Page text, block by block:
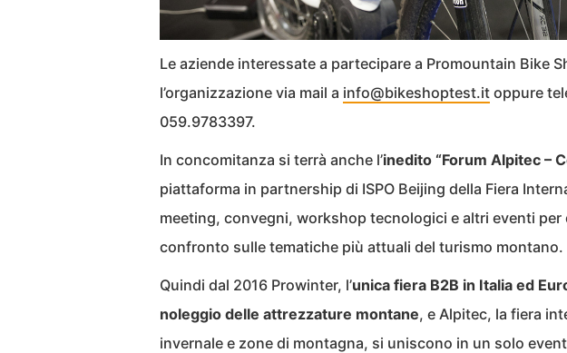
Le aziende interessate a partecipare a Promountain Bike
l’organizzazione via mail a info@bikeshoptest.it oppure
059.9783397.
In concomitanza si terrà anche l’inedito “Forum Alpitec –
piattaforma in partnership di ISPO Beijing della Fiera
meeting, convegni, workshop tecnologici e altri eventi per
confronto sulle tematiche più attuali del turismo montano.
Quindi dal 2016 Prowinter, l’unica fiera B2B in Italia ed
noleggio delle attrezzature montane, e Alpitec, la fiera
invernale e zone di montagna, si uniscono in un solo